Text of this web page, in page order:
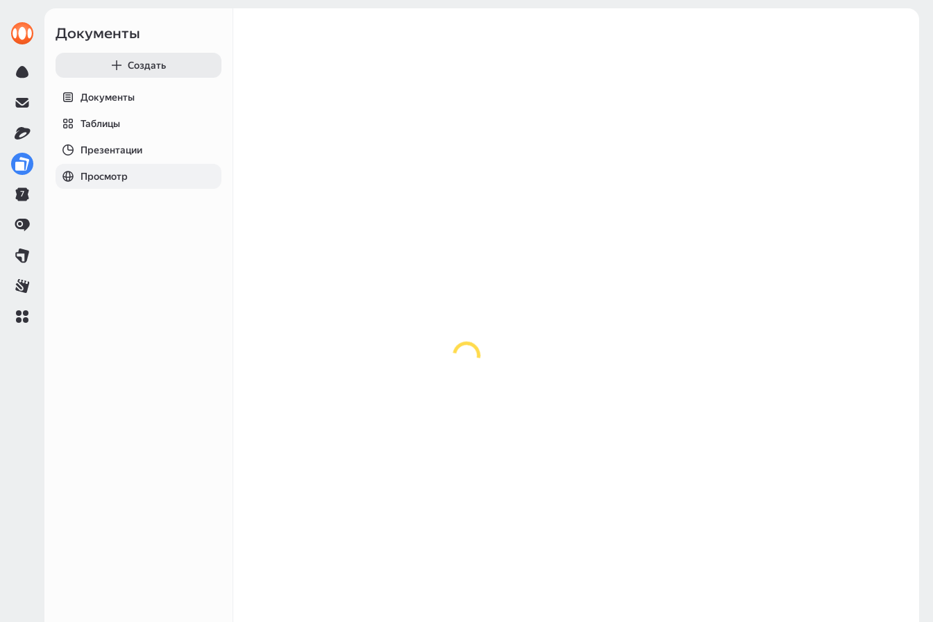
7
Документы
Создать
Документы
Таблицы
Презентации
Просмотр